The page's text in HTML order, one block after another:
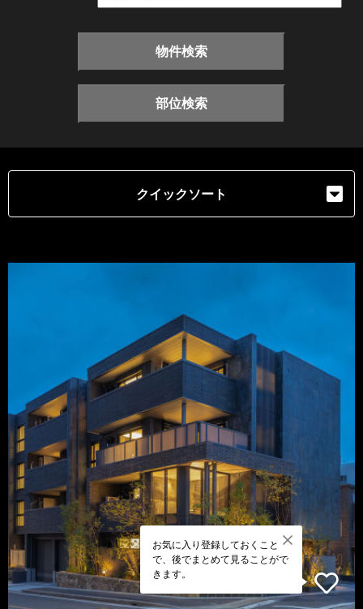
物件検索
部位検索
クイックソート
お気に入り登録しておくこと
で、後でまとめて見ることがで
きます。